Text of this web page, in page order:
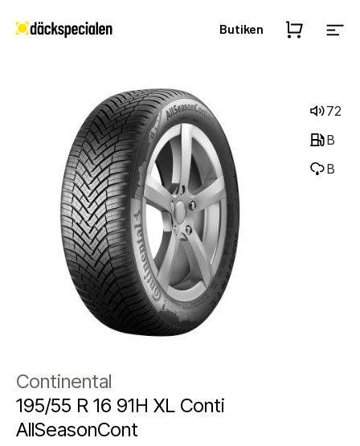
Butiken
72
B
B
Continental
195/55 R 16 91H XL Conti
AllSeasonCont